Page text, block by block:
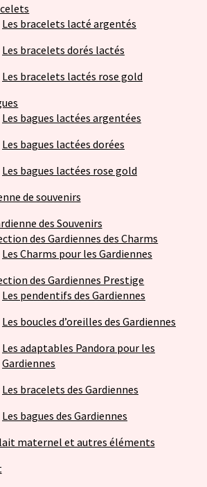
Les bracelets lacté argentés
Les bracelets dorés lactés
Les bracelets lactés rose gold
Les bagues lactées argentées
Les bagues lactées dorées
Les bagues lactées rose gold
de souvenirs
des Souvenirs
des Gardiennes des Charms
Les Charms pour les Gardiennes
des Gardiennes Prestige
Les pendentifs des Gardiennes
Les boucles d’oreilles des Gardiennes
Les adaptables Pandora pour les
Gardiennes
Les bracelets des Gardiennes
Les bagues des Gardiennes
maternel et autres éléments